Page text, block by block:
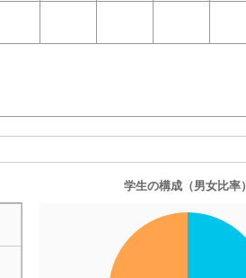
学生の構成（男女比率）